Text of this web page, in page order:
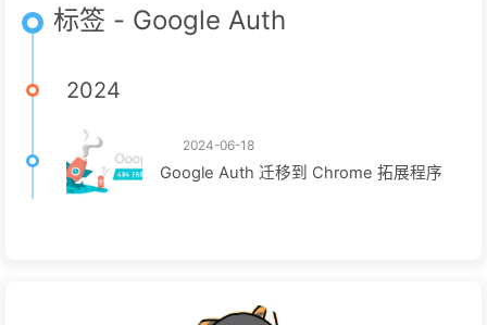
标签 - Google Auth
2024
2024-06-18
Google Auth 迁移到 Chrome 拓展程序